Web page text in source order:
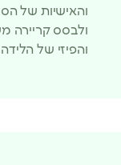
והאישיות של
ולבסס קריירה
והפיזי של